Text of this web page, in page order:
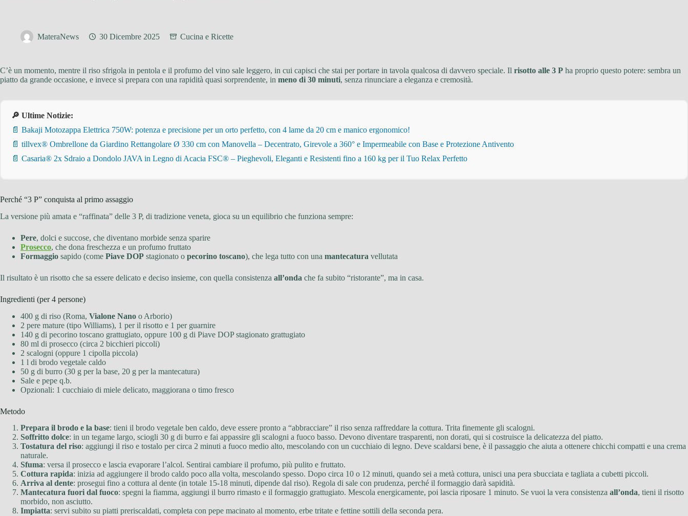
MateraNews 30 Dicembre 2025 Cucina e Ricette
C’è un momento, mentre il riso sfrigola in pentola e il profumo del vino sale leggero, in cui capisci che stai per portare in tavola qualcosa di davvero speciale. Il risotto alle 3 P ha proprio questo potere: sembra un
piatto da grande occasione, e invece si prepara con una rapidità quasi sorprendente, in meno di 30 minuti, senza rinunciare a eleganza e cremosità.
🔎 Ultime Notizie:
📄 Bakaji Motozappa Elettrica 750W: potenza e precisione per un orto perfetto, con 4 lame da 20 cm e manico ergonomico!
📄 tillvex® Ombrellone da Giardino Rettangolare Ø 330 cm con Manovella – Decentrato, Girevole a 360° e Impermeabile con Base e Protezione Antivento
📄 Casaria® 2x Sdraio a Dondolo JAVA in Legno di Acacia FSC® – Pieghevoli, Eleganti e Resistenti fino a 160 kg per il Tuo Relax Perfetto
Perché “3 P” conquista al primo assaggio
La versione più amata e “raffinata” delle 3 P, di tradizione veneta, gioca su un equilibrio che funziona sempre:
Pere, dolci e succose, che diventano morbide senza sparire
Prosecco, che dona freschezza e un profumo fruttato
Formaggio sapido (come Piave DOP stagionato o pecorino toscano), che lega tutto con una mantecatura vellutata
Il risultato è un risotto che sa essere delicato e deciso insieme, con quella consistenza all’onda che fa subito “ristorante”, ma in casa.
Ingredienti (per 4 persone)
400 g di riso (Roma, Vialone Nano o Arborio)
2 pere mature (tipo Williams), 1 per il risotto e 1 per guarnire
140 g di pecorino toscano grattugiato, oppure 100 g di Piave DOP stagionato grattugiato
80 ml di prosecco (circa 2 bicchieri piccoli)
2 scalogni (oppure 1 cipolla piccola)
1 l di brodo vegetale caldo
50 g di burro (30 g per la base, 20 g per la mantecatura)
Sale e pepe q.b.
Opzionali: 1 cucchiaio di miele delicato, maggiorana o timo fresco
Metodo
Prepara il brodo e la base: tieni il brodo vegetale ben caldo, deve essere pronto a “abbracciare” il riso senza raffreddare la cottura. Trita finemente gli scalogni.
Soffritto dolce: in un tegame largo, sciogli 30 g di burro e fai appassire gli scalogni a fuoco basso. Devono diventare trasparenti, non dorati, qui si costruisce la delicatezza del piatto.
Tostatura del riso: aggiungi il riso e tostalo per circa 2 minuti a fuoco medio alto, mescolando con un cucchiaio di legno. Deve scaldarsi bene, è il passaggio che aiuta a ottenere chicchi compatti e una crema
naturale.
Sfuma: versa il prosecco e lascia evaporare l’alcol. Sentirai cambiare il profumo, più pulito e fruttato.
Cottura rapida: inizia ad aggiungere il brodo caldo poco alla volta, mescolando spesso. Dopo circa 10 o 12 minuti, quando sei a metà cottura, unisci una pera sbucciata e tagliata a cubetti piccoli.
Arriva al dente: prosegui fino a cottura al dente (in totale 15-18 minuti, dipende dal riso). Regola di sale con prudenza, perché il formaggio darà sapidità.
Mantecatura fuori dal fuoco: spegni la fiamma, aggiungi il burro rimasto e il formaggio grattugiato. Mescola energicamente, poi lascia riposare 1 minuto. Se vuoi la vera consistenza all’onda, tieni il risotto
morbido, non asciutto.
Impiatta: servi subito su piatti preriscaldati, completa con pepe macinato al momento, erbe tritate e fettine sottili della seconda pera.